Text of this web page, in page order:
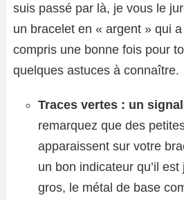
suis passé par là, je vous le
un bracelet en « argent » qui
compris une bonne fois pour
quelques astuces à connaître.
Traces vertes : un signal
remarquez que des
apparaissent sur votre
un bon indicateur qu’il
gros, le métal de base